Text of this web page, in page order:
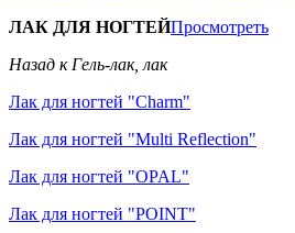
ЛАК ДЛЯ НОГТЕЙПросмотреть
Назад к Гель-лак, лак
Лак для ногтей "Charm"
Лак для ногтей "Multi Reflection"
Лак для ногтей "OPAL"
Лак для ногтей "POINT"